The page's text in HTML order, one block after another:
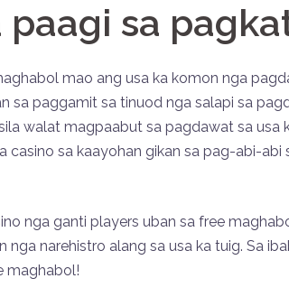
paagi sa
mao ang usa ka komon nga
sa paggamit sa tinuod nga salapi sa
walat magpaabut sa pagdawat sa
casino sa kaayohan gikan sa pag-abi-
nga ganti players uban sa free
nga narehistro alang sa usa ka tuig. Sa
maghabol!